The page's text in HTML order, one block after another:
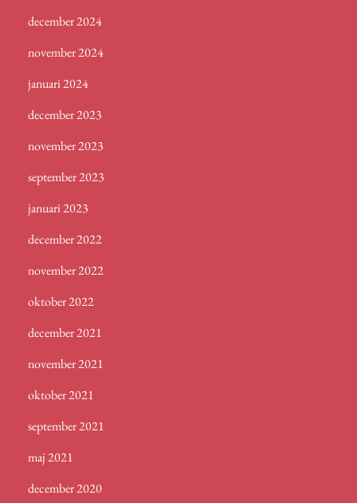
december 2024
november 2024
januari 2024
december 2023
november 2023
september 2023
januari 2023
december 2022
november 2022
oktober 2022
december 2021
november 2021
oktober 2021
september 2021
maj 2021
december 2020